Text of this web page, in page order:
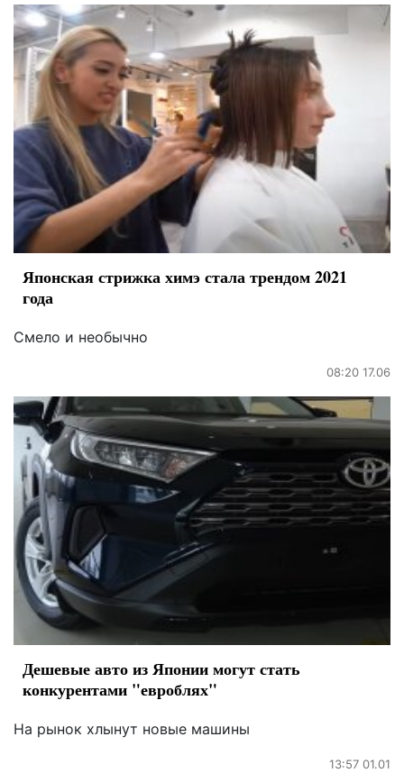
Японская стрижка химэ стала трендом 2021
года
Смело и необычно
08:20 17.06
Дешевые авто из Японии могут стать
конкурентами "евроблях"
На рынок хлынут новые машины
13:57 01.01